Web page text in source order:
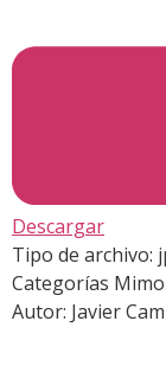
Descargar
Tipo de archivo:
Categorías
Autor: Javier